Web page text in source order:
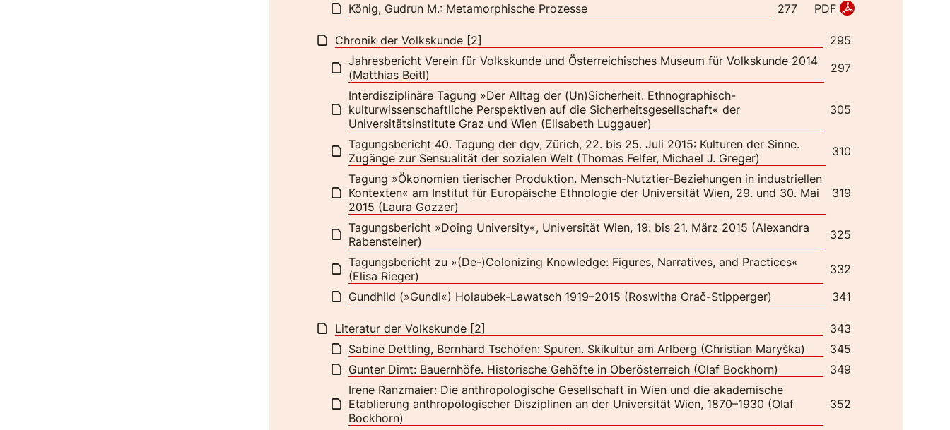
PDF
277
König, Gudrun M.: Metamorphische Prozesse
295
Chronik der Volkskunde [2]
297
Jahresbericht Verein für Volkskunde und Österreichisches Museum für Volkskunde 2014
(Matthias Beitl)
305
Interdisziplinäre Tagung »Der Alltag der (Un)Sicherheit. Ethnographisch-
kulturwissenschaftliche Perspektiven auf die Sicherheitsgesellschaft« der
Universitätsinstitute Graz und Wien (Elisabeth Luggauer)
310
Tagungsbericht 40. Tagung der dgv, Zürich, 22. bis 25. Juli 2015: Kulturen der Sinne.
Zugänge zur Sensualität der sozialen Welt (Thomas Felfer, Michael J. Greger)
319
Tagung »Ökonomien tierischer Produktion. Mensch-Nutztier-Beziehungen in industriellen
Kontexten« am Institut für Europäische Ethnologie der Universität Wien, 29. und 30. Mai
2015 (Laura Gozzer)
325
Tagungsbericht »Doing University«, Universität Wien, 19. bis 21. März 2015 (Alexandra
Rabensteiner)
332
Tagungsbericht zu »(De-)Colonizing Knowledge: Figures, Narratives, and Practices«
(Elisa Rieger)
341
Gundhild (»Gundl«) Holaubek-Lawatsch 1919–2015 (Roswitha Orač-Stipperger)
343
Literatur der Volkskunde [2]
345
Sabine Dettling, Bernhard Tschofen: Spuren. Skikultur am Arlberg (Christian Maryška)
349
Gunter Dimt: Bauernhöfe. Historische Gehöfte in Oberösterreich (Olaf Bockhorn)
352
Irene Ranzmaier: Die anthropologische Gesellschaft in Wien und die akademische
Etablierung anthropologischer Disziplinen an der Universität Wien, 1870–1930 (Olaf
Bockhorn)